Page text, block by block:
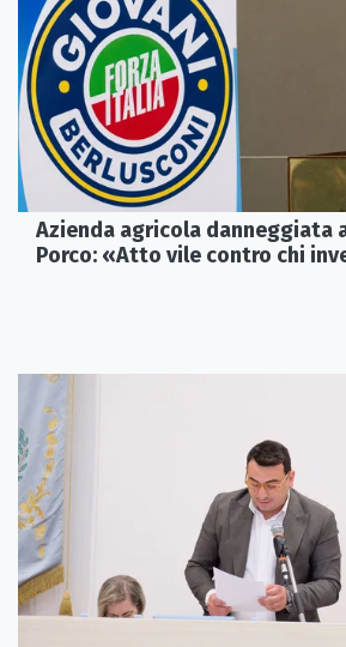
Azienda agricola danneggiata a
Porco: «Atto vile contro chi